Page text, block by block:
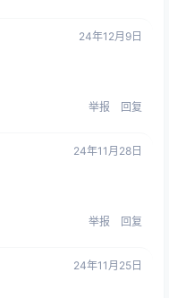
24年12月9日
举报 回复
24年11月28日
举报 回复
24年11月25日